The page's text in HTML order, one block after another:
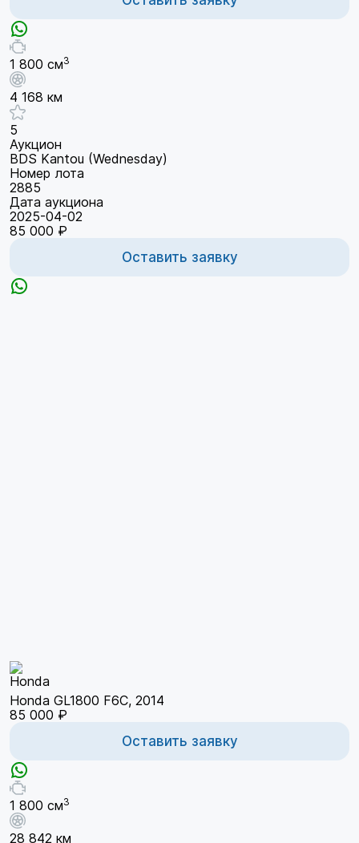
1 800 см3
4 168 км
5
Аукцион
BDS Kantou (Wednesday)
Номер лота
2885
Дата аукциона
2025-04-02
85 000 ₽
Оставить заявку
Honda GL1800 F6C, 2014
85 000 ₽
Оставить заявку
1 800 см3
28 842 км